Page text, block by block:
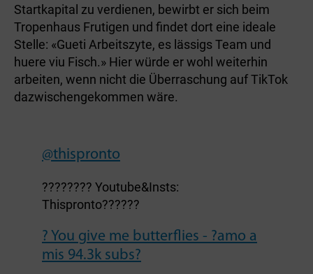
Startkapital zu verdienen, bewirbt er sich beim
Tropenhaus Frutigen und findet dort eine ideale
Stelle: «Gueti Arbeitszyte, es lässigs Team und
huere viu Fisch.» Hier würde er wohl weiterhin
arbeiten, wenn nicht die Überraschung auf TikTok
dazwischengekommen wäre.
@thispronto
???????? Youtube&Insts:
Thispronto??????
? You give me butterflies - ?amo a
mis 94.3k subs?